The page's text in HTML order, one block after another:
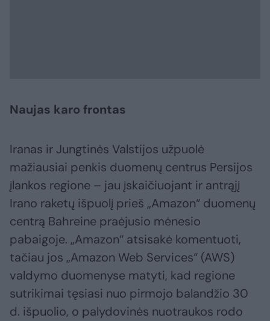
Naujas karo frontas
Iranas ir Jungtinės Valstijos užpuolė
mažiausiai penkis duomenų centrus Persijos
įlankos regione – jau įskaičiuojant ir antrąjį
Irano raketų išpuolį prieš „Amazon“ duomenų
centrą Bahreine praėjusio mėnesio
pabaigoje. „Amazon“ atsisakė komentuoti,
tačiau jos „Amazon Web Services“ (AWS)
valdymo duomenyse matyti, kad regione
sutrikimai tęsiasi nuo pirmojo balandžio 30
d. išpuolio, o palydovinės nuotraukos rodo